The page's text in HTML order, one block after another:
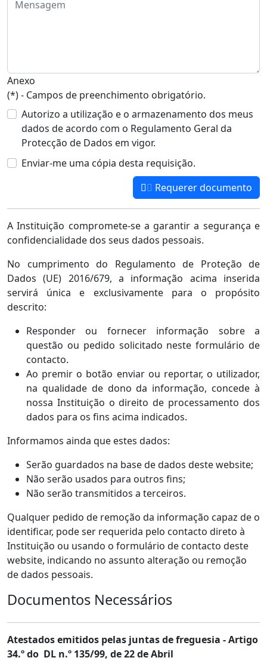
Anexo
(*) - Campos de preenchimento obrigatório.
Autorizo a utilização e o armazenamento dos meus
dados de acordo com o Regulamento Geral da
Protecção de Dados em vigor.
Enviar-me uma cópia desta requisição.
Requerer documento
A Instituição compromete-se a garantir a segurança e
confidencialidade dos seus dados pessoais.
No cumprimento do Regulamento de Proteção de
Dados (UE) 2016/679, a informação acima inserida
servirá única e exclusivamente para o propósito
descrito:
Responder ou fornecer informação sobre a
questão ou pedido solicitado neste formulário de
contacto.
Ao premir o botão enviar ou reportar, o utilizador,
na qualidade de dono da informação, concede à
nossa Instituição o direito de processamento dos
dados para os fins acima indicados.
Informamos ainda que estes dados:
Serão guardados na base de dados deste website;
Não serão usados para outros fins;
Não serão transmitidos a terceiros.
Qualquer pedido de remoção da informação capaz de o
identificar, pode ser requerida pelo contacto direto à
Instituição ou usando o formulário de contacto deste
website, indicando no assunto alteração ou remoção
de dados pessoais.
Documentos Necessários
Atestados emitidos pelas juntas de freguesia - Artigo
34.º do DL n.º 135/99, de 22 de Abril